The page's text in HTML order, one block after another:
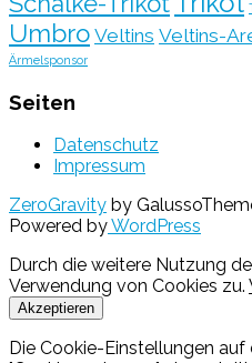
Umbro Veltins Veltins-
Ärmelsponsor
Seiten
Datenschutz
Impressum
ZeroGravity by
Powered byWordPress
Durch die weitere Nutzung
Verwendung von Cookies zu.
Akzeptieren
Die Cookie-Einstellungen